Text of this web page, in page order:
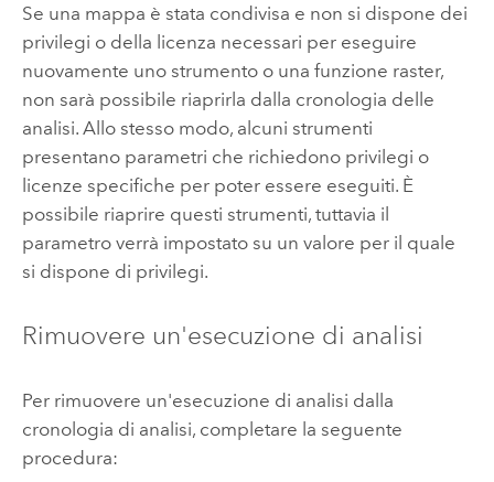
Se una mappa è stata condivisa e non si dispone dei
privilegi o della licenza necessari per eseguire
nuovamente uno strumento o una funzione raster,
non sarà possibile riaprirla dalla cronologia delle
analisi. Allo stesso modo, alcuni strumenti
presentano parametri che richiedono privilegi o
licenze specifiche per poter essere eseguiti. È
possibile riaprire questi strumenti, tuttavia il
parametro verrà impostato su un valore per il quale
si dispone di privilegi.
Rimuovere un'esecuzione di analisi
Per rimuovere un'esecuzione di analisi dalla
cronologia di analisi, completare la seguente
procedura: